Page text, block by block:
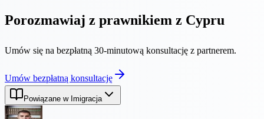
Porozmawiaj z prawnikiem z Cypru
Umów się na bezpłatną 30-minutową konsultację z partnerem.
Umów bezpłatną konsultację
Powiązane w Imigracja